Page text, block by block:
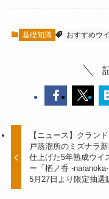
基礎知識 おすすめウ
【ニュース】クラン
戸蒸溜所のミズナラ
仕上げた5年熟成ウイ
ー「楢ノ香 -
5月27日より限定抽選